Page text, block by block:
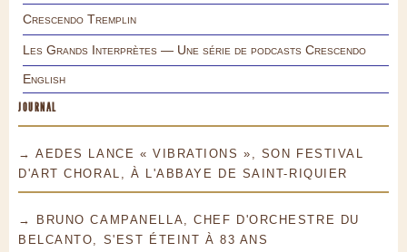
Crescendo Tremplin
Les Grands Interprètes — Une série de podcasts Crescendo
English
JOURNAL
→ AEDES LANCE « VIBRATIONS », SON FESTIVAL
D'ART CHORAL, À L'ABBAYE DE SAINT-RIQUIER
→ BRUNO CAMPANELLA, CHEF D'ORCHESTRE DU
BELCANTO, S'EST ÉTEINT À 83 ANS